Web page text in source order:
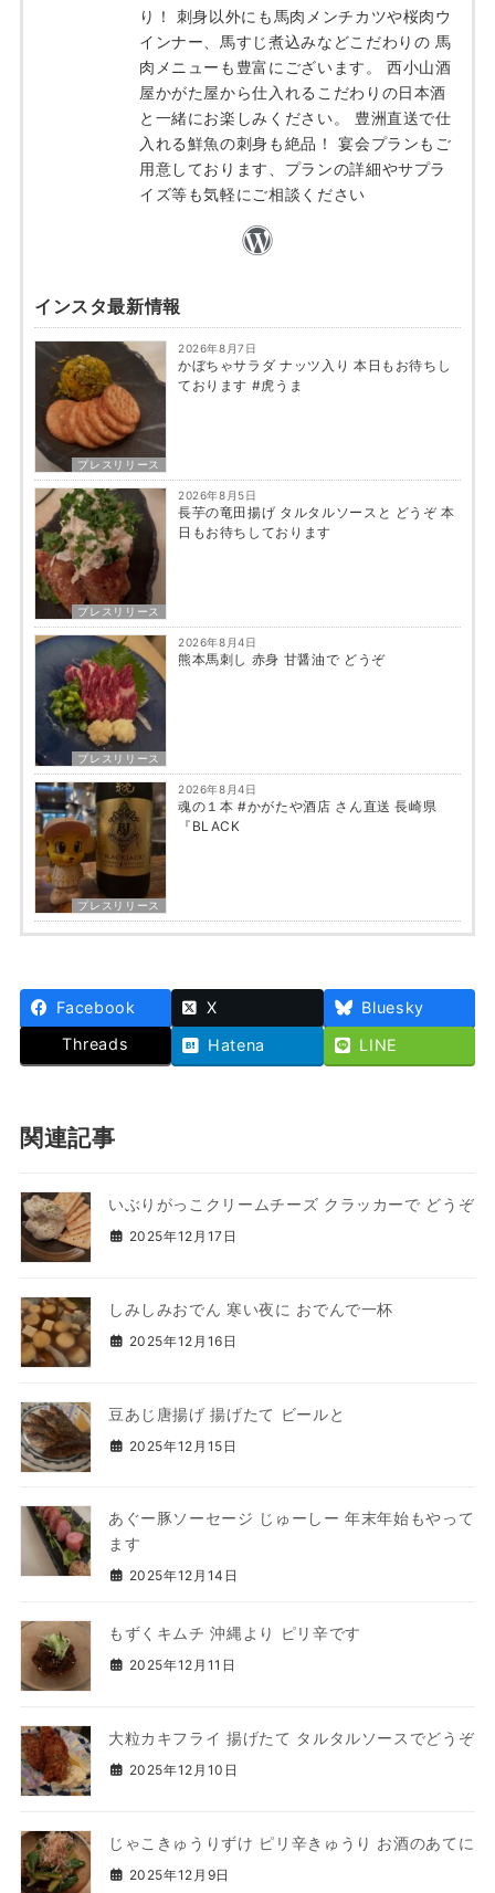
り！ 刺身以外にも馬肉メンチカツや桜肉ウ
インナー、馬すじ煮込みなどこだわりの 馬
肉メニューも豊富にございます。 西小山酒
屋かがた屋から仕入れるこだわりの日本酒
と一緒にお楽しみください。 豊洲直送で仕
入れる鮮魚の刺身も絶品！ 宴会プランもご
用意しております、プランの詳細やサプラ
イズ等も気軽にご相談ください
インスタ最新情報
プレスリリース
2026年8月7日
かぼちゃサラダ ナッツ入り 本日もお待ちし
ております #虎うま
プレスリリース
2026年8月5日
長芋の竜田揚げ タルタルソースと どうぞ 本
日もお待ちしております
プレスリリース
2026年8月4日
熊本馬刺し 赤身 甘醤油で どうぞ
プレスリリース
2026年8月4日
魂の１本 #かがたや酒店 さん直送 長崎県
『BLACK
Facebook X
Bluesky
Threads
Hatena LINE
関連記事
いぶりがっこクリームチーズ クラッカーで どうぞ
2025年12月17日
しみしみおでん 寒い夜に おでんで一杯
2025年12月16日
豆あじ唐揚げ 揚げたて ビールと
2025年12月15日
あぐー豚ソーセージ じゅーしー 年末年始もやって
ます
2025年12月14日
もずくキムチ 沖縄より ピリ辛です
2025年12月11日
大粒カキフライ 揚げたて タルタルソースでどうぞ
2025年12月10日
じゃこきゅうりずけ ピリ辛きゅうり お酒のあてに
2025年12月9日